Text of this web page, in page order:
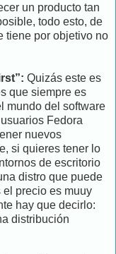
un producto tan
todo esto, de
tiene por objetivo no
Quizás este es
que siempre es
mundo del software
Fedora
nuevos
si quieres tener lo
de escritorio
distro que puede
precio es muuy
hay que decirlo:
distribución